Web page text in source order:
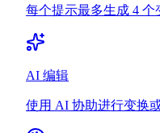
每个提示最多生成 4 个
AI 编辑
使用 AI 协助进行变换或